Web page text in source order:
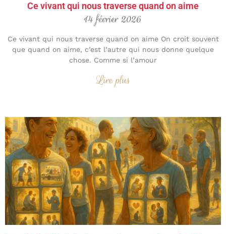
Ce vivant qui nous traverse quand on aime
14 février 2026
Ce vivant qui nous traverse quand on aime On croit souvent
que quand on aime, c’est l’autre qui nous donne quelque
chose. Comme si l’amour
Lire plus